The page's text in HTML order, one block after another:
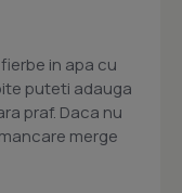
in apa cu
puteti adauga
praf. Daca nu
merge